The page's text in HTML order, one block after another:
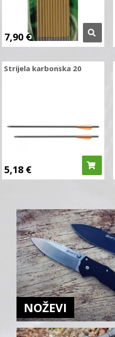
7,90 €
Strijela karbonska 20
5,18 €
NOŽEVI